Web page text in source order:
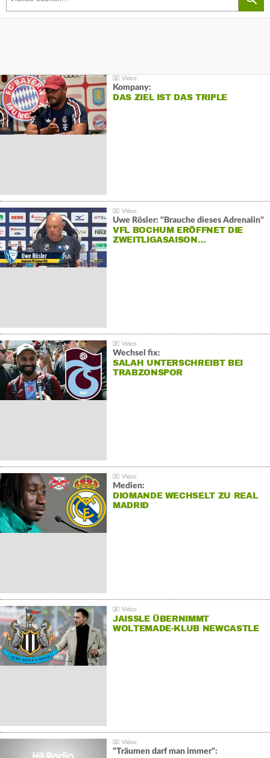
Kompany:
DAS ZIEL IST DAS TRIPLE
Uwe Rösler: "Brauche dieses Adrenalin"
VFL BOCHUM ERÖFFNET DIE
ZWEITLIGASAISON…
Wechsel fix:
SALAH UNTERSCHREIBT BEI
TRABZONSPOR
Medien:
DIOMANDE WECHSELT ZU REAL
MADRID
JAISSLE ÜBERNIMMT
WOLTEMADE-KLUB NEWCASTLE
"Träumen darf man immer":